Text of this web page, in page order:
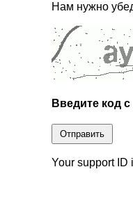
Нам нужно
Введите код с
Отправить
Your support